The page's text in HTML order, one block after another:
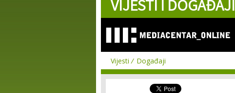
VIJESTI I DOGAĐAJI
Vijesti Događaji